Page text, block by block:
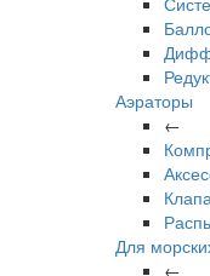
Аэраторы
←
Для
←